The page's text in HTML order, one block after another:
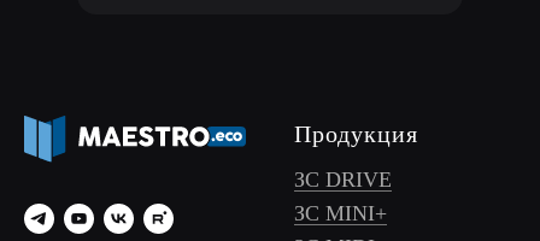
Продукция
ЗС DRIVE
ЗС MINI+